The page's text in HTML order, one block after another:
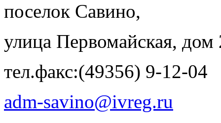
поселок Савино,
улица Первомайская, дом
тел.факс:(49356) 9-12-04
adm-savino@ivreg.ru